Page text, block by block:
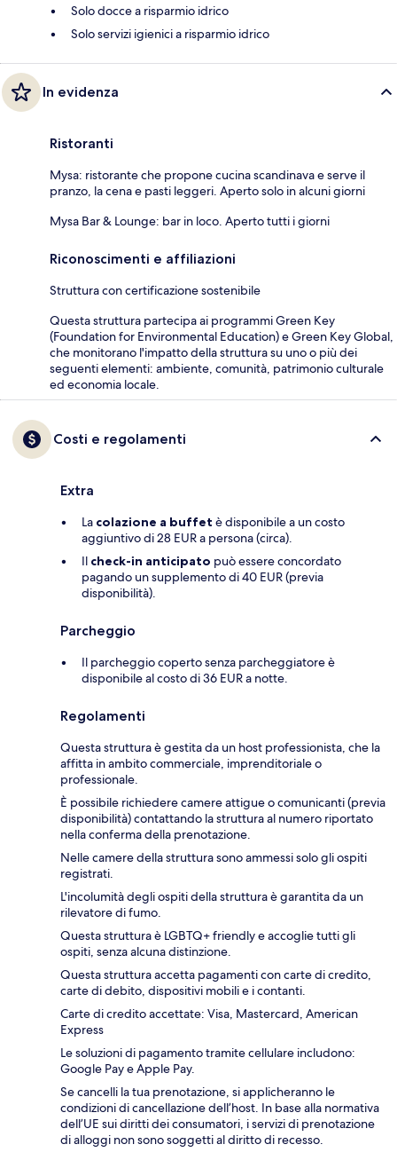
Solo docce a risparmio idrico
Solo servizi igienici a risparmio idrico
In evidenza
Ristoranti
Mysa: ristorante che propone cucina scandinava e serve il
pranzo, la cena e pasti leggeri. Aperto solo in alcuni giorni
Mysa Bar & Lounge: bar in loco. Aperto tutti i giorni
Riconoscimenti e affiliazioni
Struttura con certificazione sostenibile
Questa struttura partecipa ai programmi Green Key
(Foundation for Environmental Education) e Green Key Global,
che monitorano l'impatto della struttura su uno o più dei
seguenti elementi: ambiente, comunità, patrimonio culturale
ed economia locale.
Costi e regolamenti
Extra
La colazione a buffet è disponibile a un costo
aggiuntivo di 28 EUR a persona (circa).
Il check-in anticipato può essere concordato
pagando un supplemento di 40 EUR (previa
disponibilità).
Parcheggio
Il parcheggio coperto senza parcheggiatore è
disponibile al costo di 36 EUR a notte.
Regolamenti
Questa struttura è gestita da un host professionista, che la
affitta in ambito commerciale, imprenditoriale o
professionale.
È possibile richiedere camere attigue o comunicanti (previa
disponibilità) contattando la struttura al numero riportato
nella conferma della prenotazione.
Nelle camere della struttura sono ammessi solo gli ospiti
registrati.
L'incolumità degli ospiti della struttura è garantita da un
rilevatore di fumo.
Questa struttura è LGBTQ+ friendly e accoglie tutti gli
ospiti, senza alcuna distinzione.
Questa struttura accetta pagamenti con carte di credito,
carte di debito, dispositivi mobili e i contanti.
Carte di credito accettate: Visa, Mastercard, American
Express
Le soluzioni di pagamento tramite cellulare includono:
Google Pay e Apple Pay.
Se cancelli la tua prenotazione, si applicheranno le
condizioni di cancellazione dell’host. In base alla normativa
dell’UE sui diritti dei consumatori, i servizi di prenotazione
di alloggi non sono soggetti al diritto di recesso.